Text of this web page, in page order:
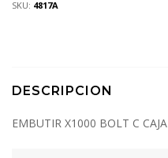
SKU: 4817A
DESCRIPCION
EMBUTIR X1000 BOLT C CAJA